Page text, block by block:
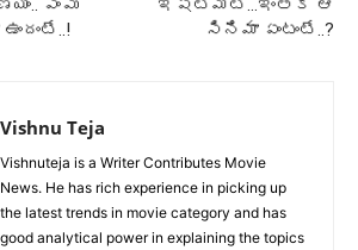
పెంపు
ఇష్టమట…ఇంతకీ ఆ
సినిమా ఏంటంటే..?
Vishnu Teja
Vishnuteja is a Writer Contributes Movie
News. He has rich experience in picking up
the latest trends in movie category and has
good analytical power in explaining the topics